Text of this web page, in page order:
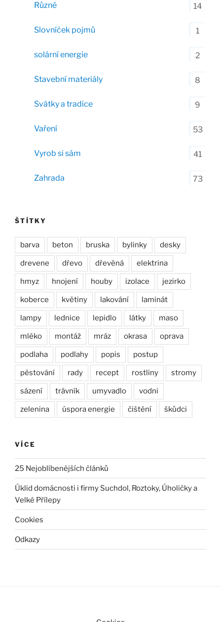
Různé 14
Slovníček pojmů 1
solární energie 2
Stavební materiály 8
Svátky a tradice 9
Vaření 53
Vyrob si sám 41
Zahrada 73
ŠTÍTKY
barva beton bruska bylinky desky
drevene dřevo dřevěná elektrina
hmyz hnojení houby izolace jezirko
koberce květiny lakování laminát
lampy lednice lepidlo látky maso
mléko montáž mráz okrasa oprava
podlaha podlahy popis postup
pěstování rady recept rostliny stromy
sázení trávník umyvadlo vodni
zelenina úspora energie čištění škůdci
VÍCE
25 Nejoblíbenějších článků
Úklid domácnosti i firmy Suchdol, Roztoky, Úholičky a
Velké Přílepy
Cookies
Odkazy